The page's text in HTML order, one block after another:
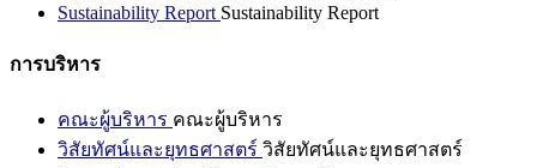
Sustainability Report Sustainability Report
การบริหาร
คณะผู้บริหาร คณะผู้บริหาร
วิสัยทัศน์และยุทธศาสตร์ วิสัยทัศน์และยุทธศาสตร์